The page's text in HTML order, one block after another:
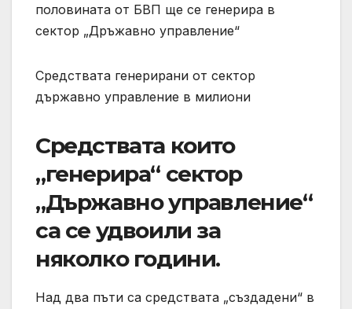
половината от БВП ще се генерира в
сектор „Дръжавно управление“
Средствата генерирани от сектор
държавно управление в милиони
Средствата които
„генерира“ сектор
„Държавно управление“
са се удвоили за
няколко години.
Над два пъти са средствата „създадени“ в